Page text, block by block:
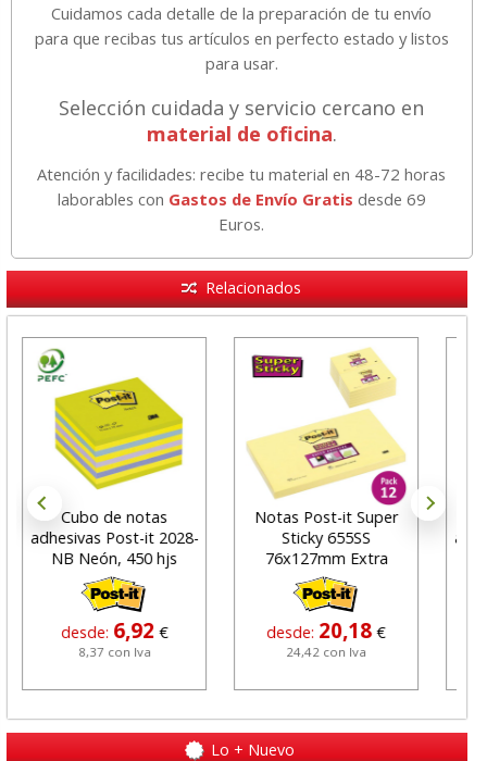
Cuidamos cada detalle de la preparación de tu envío
para que recibas tus artículos en perfecto estado y listos
para usar.
Selección cuidada y servicio cercano en
material de oficina.
Atención y facilidades: recibe tu material en 48-72 horas
laborables con Gastos de Envío Gratis desde 69
Euros.
Relacionados
Cubo de notas
adhesivas Post-it 2028-
NB Neón, 450 hjs
desde: 6,92 €
8,37 con Iva
Notas Post-it Super
Sticky 655SS
76x127mm Extra
fuertes P12u
desde: 20,18 €
24,42 con Iva
Lo + Nuevo